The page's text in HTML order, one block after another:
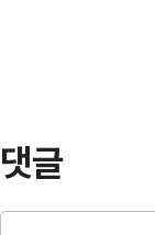
댓글